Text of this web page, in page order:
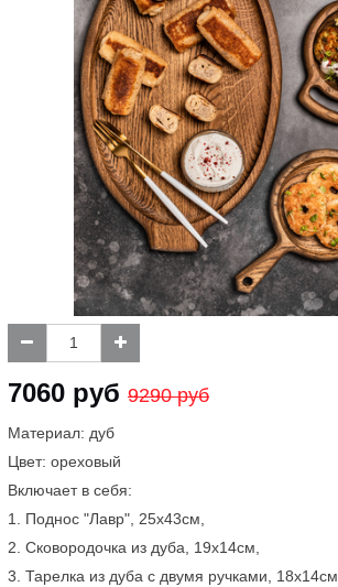
7060 руб 9290 руб
Материал: дуб
Цвет: ореховый
Включает в себя:
1. Поднос "Лавр", 25х43см,
2. Сковородочка из дуба, 19х14см,
3. Тарелка из дуба с двумя ручками, 18x14см.